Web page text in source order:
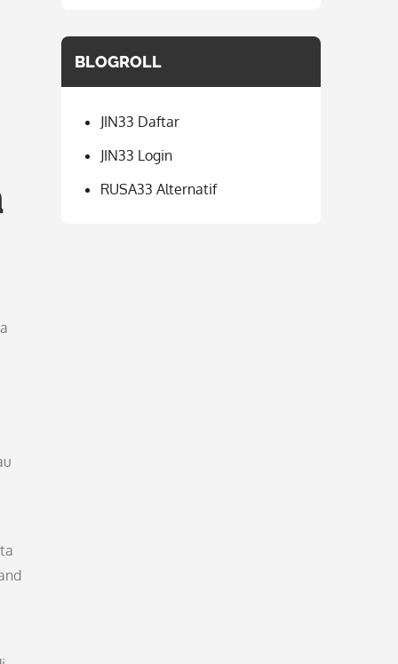
BLOGROLL
JIN33 Daftar
JIN33 Login
RUSA33 Alternatif